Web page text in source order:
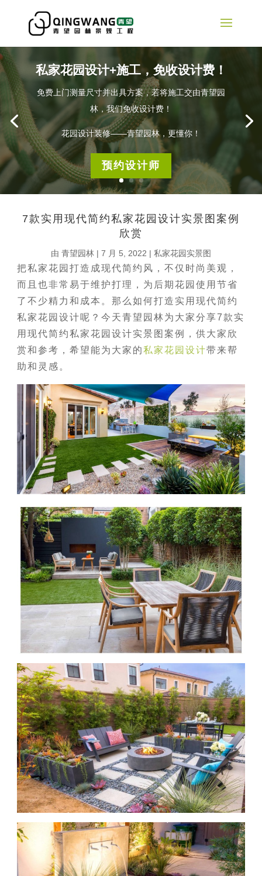
私家花园设计+施工，免收设计费！
免费上门测量尺寸并出具方案，若将施工交由青望园
林，我们免收设计费！
花园设计装修——青望园林，更懂你！
预约设计师
7款实用现代简约私家花园设计实景图案例
欣赏
由 青望园林 | 7 月 5, 2022 | 私家花园实景图
把私家花园打造成现代简约风，不仅时尚美观，
而且也非常易于维护打理，为后期花园使用节省
了不少精力和成本。那么如何打造实用现代简约
私家花园设计呢？今天青望园林为大家分享7款实
用现代简约私家花园设计实景图案例，供大家欣
赏和参考，希望能为大家的私家花园设计带来帮
助和灵感。